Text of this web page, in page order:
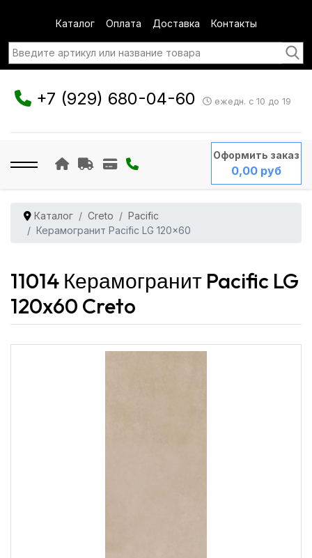
Каталог Оплата Доставка Контакты
+7 (929) 680-04-60 ежедн. с 10 до 19
Оформить заказ
0,00 руб
Каталог Creto
Pacific
Керамогранит Pacific LG 120x60
11014 Керамогранит Pacific LG
120x60 Creto